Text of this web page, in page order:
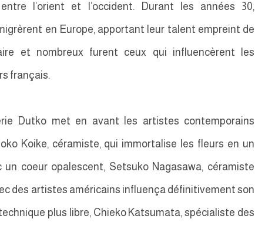
l’orient et l’occident. Durant les années 30,
en Europe, apportant leur talent empreint de
et nombreux furent ceux qui influencèrent les
français.
Dutko met en avant les artistes contemporains
Koike, céramiste, qui immortalise les fleurs en un
un coeur opalescent, Setsuko Nagasawa, céramiste
des artistes américains influença définitivement son
plus libre, Chieko Katsumata, spécialiste des